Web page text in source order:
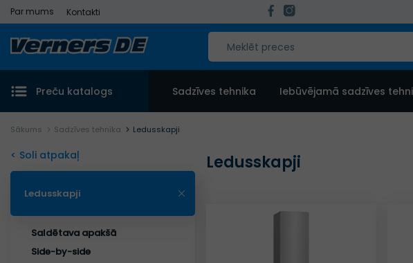
Par mums Kontakti
Preču katalogs Sadzīves tehnika Iebūvējamā sadzīves
Sākums Sadzīves tehnika Ledusskapji
< Soli atpakaļ
Ledusskapji
Saldētava apakšā
Side-by-side
Ledusskapji